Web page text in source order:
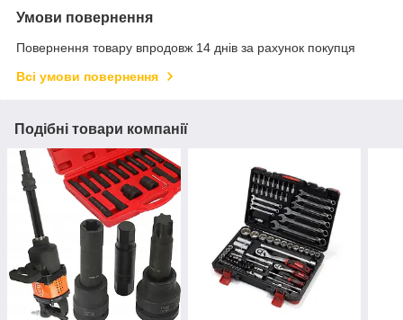
Умови повернення
Повернення товару впродовж 14 днів за рахунок покупця
Всі умови повернення
Подібні товари компанії